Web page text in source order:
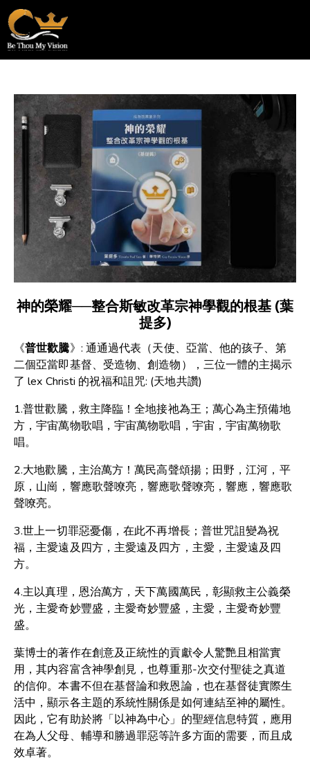
神的榮耀──整合斯敏改革宗神學觀的根基 (葉
提多)
《普世歡騰》: 通通過代表（天使、亞當、他的孩子、第
二個亞當即基督、受造物、創造物），三位一體的主揭示
了 lex Christi 的祝福和詛咒: (天地共讚)
1.普世歡騰，救主降臨！全地接祂為王；萬心為主預備地
方，宇宙萬物歌唱，宇宙萬物歌唱，宇宙，宇宙萬物歌
唱。
2.大地歡騰，主治萬方！萬民高聲頌揚；田野，江河，平
原，山崗，響應歌聲嘹亮，響應歌聲嘹亮，響應，響應歌
聲嘹亮。
3.世上一切罪惡憂傷，在此不再增長；普世咒詛變為祝
福，主愛遠及四方，主愛遠及四方，主愛，主愛遠及四
方。
4.主以真理，恩治萬方，天下萬國萬民，彰顯救主公義榮
光，主愛奇妙豐盛，主愛奇妙豐盛，主愛，主愛奇妙豐
盛。
葉博士的著作在創意及正統性的貢獻令人驚艷且相當實
用，其内容富含神學創見，也尊重那-次交付聖徒之真道
的信仰。本書不但在基督論和救恩論，也在基督徒實際生
活中，顯示各主題的系統性關係是如何連結至神的屬性。
因此，它有助於將「以神為中心」的聖經信息特質，應用
在為人父母、輔導和勝過罪惡等許多方面的需要，而且成
效卓著。